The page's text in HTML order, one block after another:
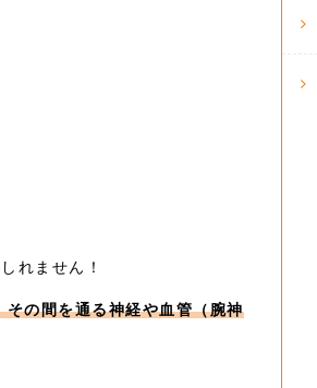
れません！
の間を通る神経や血管（腕神